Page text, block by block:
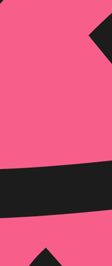
איזה פורמט בא לך?